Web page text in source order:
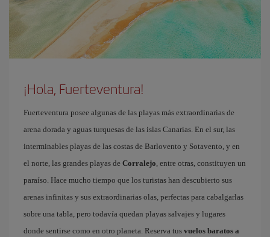
¡Hola, Fuerteventura!
Fuerteventura posee algunas de las playas más extraordinarias de
arena dorada y aguas turquesas de las islas Canarias. En el sur, las
interminables playas de las costas de Barlovento y Sotavento, y en
el norte, las grandes playas de Corralejo, entre otras, constituyen un
paraíso. Hace mucho tiempo que los turistas han descubierto sus
arenas infinitas y sus extraordinarias olas, perfectas para cabalgarlas
sobre una tabla, pero todavía quedan playas salvajes y lugares
donde sentirse como en otro planeta. Reserva tus vuelos baratos a